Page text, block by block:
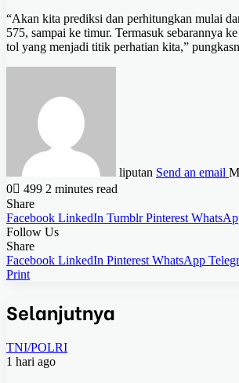
“Akan kita prediksi dan perhitungkan mulai
575, sampai ke timur. Termasuk sebarannya
tol yang menjadi titik perhatian kita,”
liputan Send an email
0
499 2 minutes read
Share
Facebook LinkedIn Tumblr Pinterest
Follow Us
Share
Facebook LinkedIn Pinterest WhatsApp
Print
Selanjutnya
TNI/POLRI
1 hari ago